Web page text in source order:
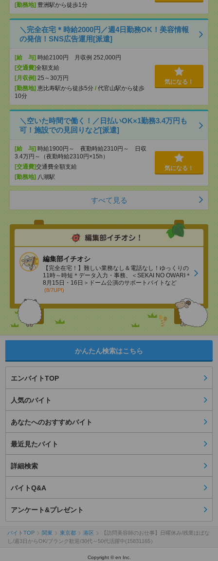
[勤務地] 豊洲駅から徒歩1分
＼完全在宅＊時給2000円／週4日勤務OK！美容情報
の発信！SNS広告運用[派遣]
[給 与] 時給2100円 月収例 252,000円
[交通費]全額支給
[月収例] 25～30万円
[勤務地] 恵比寿駅から徒歩5分 / 代官山駅から徒歩
10分
気になる！
＼空いた時間で働く！／日払いOK×1勤務3.4万円も
可！施設での見回りなど[派遣]
[給 与] 時給1900円～ 夜勤時給2310円～ 日収
3.4万円～（夜勤時給2310円×15h）
[交通費]交通費全額支給
[勤務地] 八潮駅
気になる！
すべて見る
編集部イチオシ
【完全在宅！】難しい業務なし＆電話なし！ゆっくりの
11時～時短＊データ入力・事務、＜SEKAI NO OWARI＊
8月15日・16日＞ドーム公演のサポートバイトなど
(8/7UP!)
かんたん検索はこちら
エンバイトTOP
人気のバイト
あなたへのおすすめバイト
最近見たバイト
詳細検索
バイトQ&A
アンケート&プレゼント
バイトTOP 関東 東京都 港区
【訪問美容師のお仕事】日曜休み/残業ほぼな
し/週3日からOK/ブランク歓迎/30代～50代活躍中(15831165）
Copyright © en Inc.